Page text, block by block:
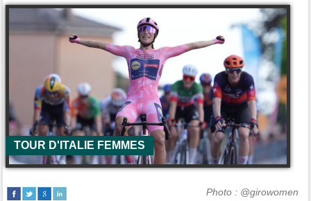
TOUR D'ITALIE FEMMES
Photo : @girowomen